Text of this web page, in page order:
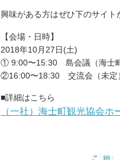
興味がある方はぜひ下のサイト
【会場・日時】
2018年10月27日(土)
① 9:00〜15:30 島会議（海士
②16:00〜18:30 交流会（未定
■詳細はこちら
（一社）海士町観光協会ホ